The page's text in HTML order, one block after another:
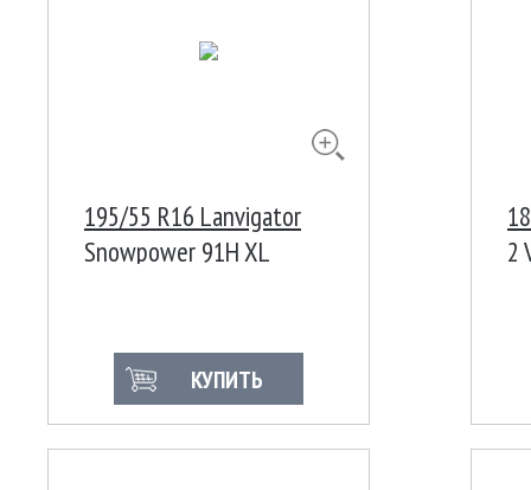
195/55 R16 Lanvigator
Snowpower 91H XL
КУПИТЬ
2